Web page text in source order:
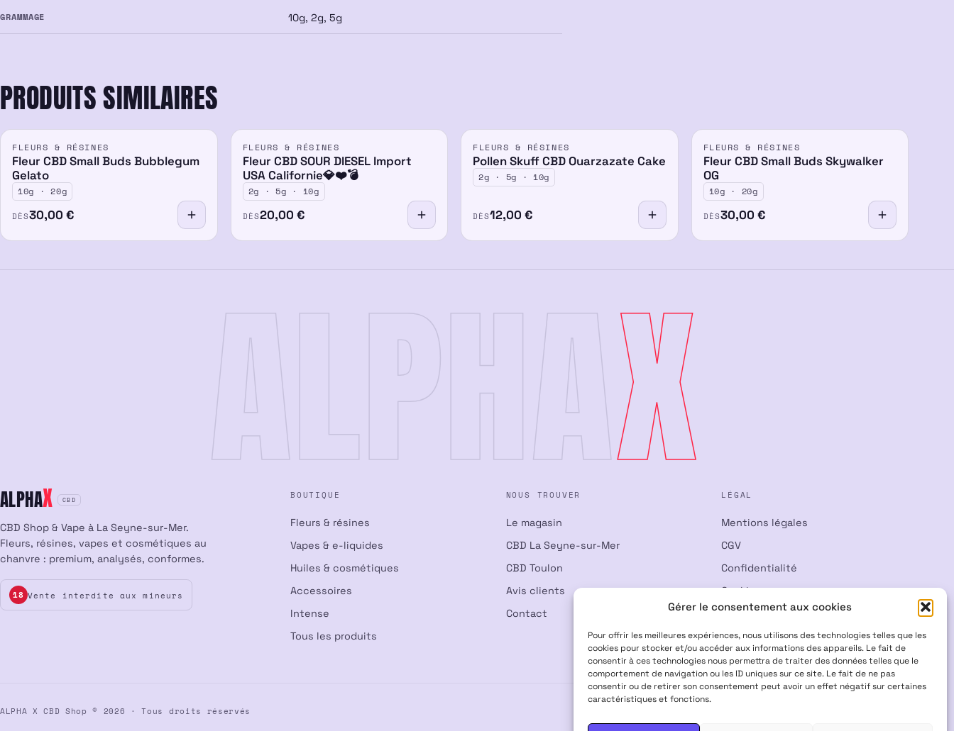
Gérer le consentement aux cookies
Pour offrir les meilleures expériences, nous utilisons des technologies telles que les
cookies pour stocker et/ou accéder aux informations des appareils. Le fait de
consentir à ces technologies nous permettra de traiter des données telles que le
comportement de navigation ou les ID uniques sur ce site. Le fait de ne pas
consentir ou de retirer son consentement peut avoir un effet négatif sur certaines
caractéristiques et fonctions.
GRAMMAGE 10g, 2g, 5g
PRODUITS SIMILAIRES
FLEURS & RÉSINES
Fleur CBD Small Buds Bubblegum
Gelato
10g · 20g
DÈS30,00€
FLEURS & RÉSINES
Fleur CBD SOUR DIESEL Import
USA Californie💎❤️💣
2g · 5g · 10g
DÈS20,00 €
FLEURS & RÉSINES
Pollen Skuff CBD Ouarzazate Cake
2g · 5g · 10g
DÈS12,00€
FLEURS & RÉSINES
Fleur CBD Small Buds Skywalker
OG
10g · 20g
DÈS30,00 €
ALPHAX
ALPHAX CBD
CBD Shop & Vape à La Seyne-sur-Mer.
Fleurs, résines, vapes et cosmétiques au
chanvre : premium, analysés, conformes.
18 Vente interdite aux mineurs
BOUTIQUE
Fleurs & résines
Vapes & e-liquides
Huiles & cosmétiques
Accessoires
Intense
Tous les produits
NOUS TROUVER
Le magasin
CBD La Seyne-sur-Mer
CBD Toulon
Avis clients
Contact
LÉGAL
Mentions légales
CGV
Confidentialité
Cookies
Rétractation
ALPHA X CBD Shop © 2026 · Tous droits réservés